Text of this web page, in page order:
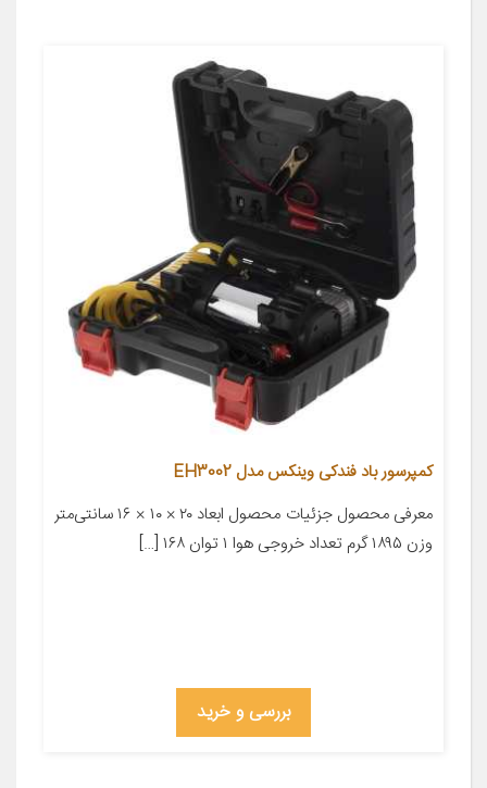
کمپرسور باد فندکی وینکس مدل EH3002
معرفی محصول جزئیات محصول ابعاد ۲۰ × ۱۰ × ۱۶ سانتی‌متر
وزن ۱۸۹۵ گرم تعداد خروجی هوا ۱ توان ۱۶۸ […]
بررسی و خرید